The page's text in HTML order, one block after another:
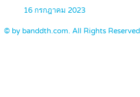
16 กรกฎาคม 2023
© by banddth.com. All Rights